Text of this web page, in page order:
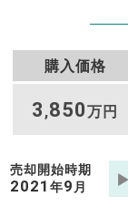
購入価格
3 ,850万円
売却開始時期
2021年9 月